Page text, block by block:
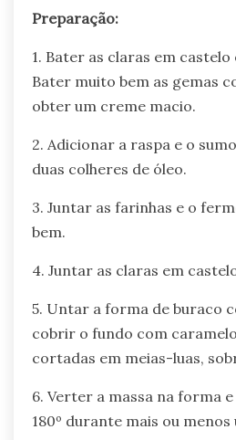
Preparação:
1. Bater as claras em castelo
Bater muito bem as gemas
obter um creme macio.
2. Adicionar a raspa e o
duas colheres de óleo.
3. Juntar as farinhas e o
bem.
4. Juntar as claras em
5. Untar a forma de buraco
cobrir o fundo com
cortadas em meias-luas,
6. Verter a massa na forma
180º durante mais ou menos